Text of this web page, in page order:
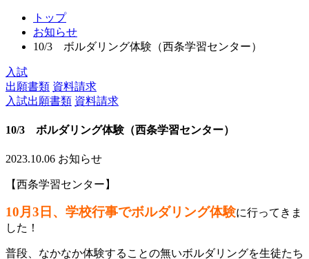
トップ
お知らせ
10/3 ボルダリング体験（西条学習センター）
入試
出願書類 資料請求
入試出願書類 資料請求
10/3 ボルダリング体験（西条学習センター）
2023.10.06 お知らせ
【西条学習センター】
10月3日、学校行事でボルダリング体験に行ってきま
した！
普段、なかなか体験することの無いボルダリングを生徒たち